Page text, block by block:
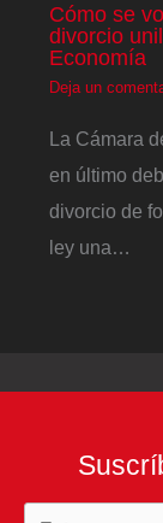
Cómo se
divorcio
Economía
Deja un
La Cámara
en último
divorcio de
ley una…